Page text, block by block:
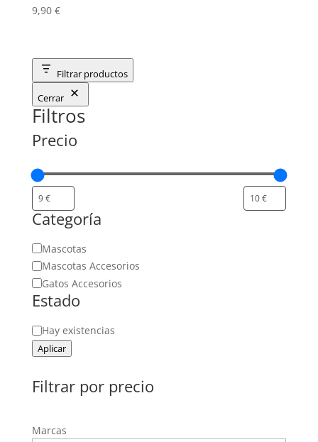
9,90 €
Filtrar productos
Cerrar
Filtros
Precio
Categoría
Categoría
Mascotas
Mascotas Accesorios
Gatos Accesorios
Estado
Estado
Hay existencias
Aplicar
Filtrar por precio
Marcas